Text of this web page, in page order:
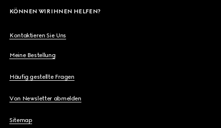
KÖNNEN WIR IHNEN HELFEN?
Kontaktieren Sie Uns
Meine Bestellung
Häufig gestellte Fragen
Von Newsletter abmelden
Sitemap